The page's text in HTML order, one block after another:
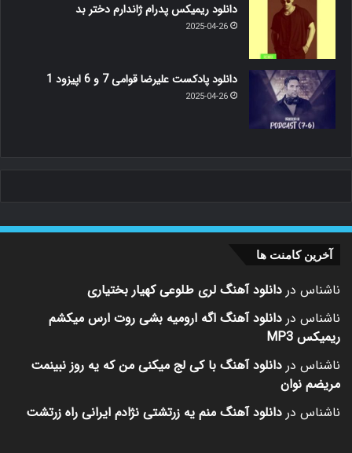
دانلود ریمیکس پدرام ژاندارم دختر بد
2025-04-26
دانلود پادکست علیرضا قوامی 7 و 6 اپیزود 1
2025-04-26
آخرین کامنت ها
ناشناس در دانلود آهنگ لری طلوعی کهیار بختیاری
ناشناس در دانلود آهنگ اگه ارومیه بشی روت ارس میکشم
ریمیکس MP3
ناشناس در دانلود آهنگ با کی لج میکنی من که یه روز نبینمت
مریضم نوان
ناشناس در دانلود آهنگ منم یه زرتشتی نژادم ایرانی راه زرتشت